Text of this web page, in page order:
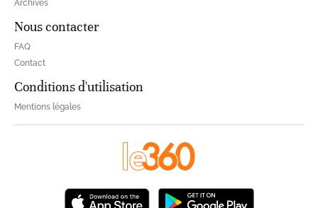
Archives
Nous contacter
FAQ
Contact
Conditions d'utilisation
Mentions légales